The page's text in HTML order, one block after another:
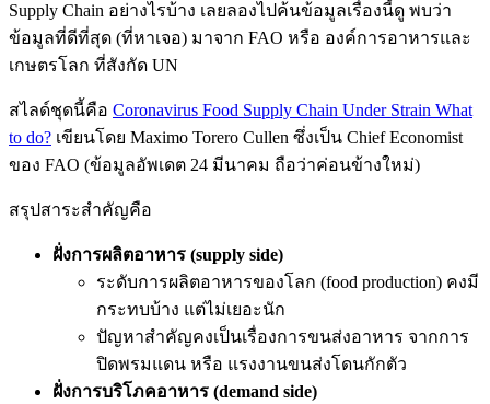
Supply Chain อย่างไรบ้าง เลยลองไปค้นข้อมูลเรื่องนี้ดู พบว่า
ข้อมูลที่ดีที่สุด (ที่หาเจอ) มาจาก FAO หรือ องค์การอาหารและ
เกษตรโลก ที่สังกัด UN
สไลด์ชุดนี้คือ Coronavirus Food Supply Chain Under Strain What
to do? เขียนโดย Maximo Torero Cullen ซึ่งเป็น Chief Economist
ของ FAO (ข้อมูลอัพเดต 24 มีนาคม ถือว่าค่อนข้างใหม่)
สรุปสาระสำคัญคือ
ฝั่งการผลิตอาหาร (supply side)
ระดับการผลิตอาหารของโลก (food production) คงมี
กระทบบ้าง แต่ไม่เยอะนัก
ปัญหาสำคัญคงเป็นเรื่องการขนส่งอาหาร จากการ
ปิดพรมแดน หรือ แรงงานขนส่งโดนกักตัว
ฝั่งการบริโภคอาหาร (demand side)